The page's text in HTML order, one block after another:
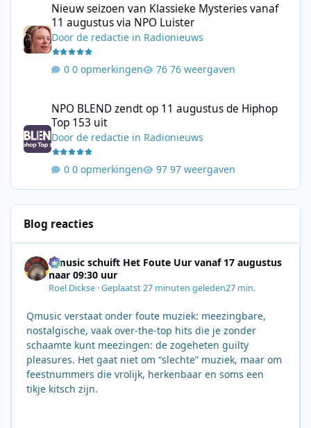
Nieuw seizoen van Klassieke Mysteries vanaf
11 augustus via NPO Luister
Doorde redactie in Radionieuws
0 opmerkingen 76 weergaven
NPO BLEND zendt op 11 augustus de Hiphop
Top 153 uit
Doorde redactie in Radionieuws
0 opmerkingen 97 weergaven
Blog reacties
Qmusic schuift Het Foute Uur vanaf 17 augustus
naar 09:30 uur
Roel Dickse ·Geplaatst27 minuten geleden27 min.
Qmusic verstaat onder foute muziek: meezingbare,
nostalgische, vaak over‑the‑top hits die je zonder
schaamte kunt meezingen: de zogeheten guilty
pleasures. Het gaat niet om “slechte” muziek, maar om
feestnummers die vrolijk, herkenbaar en soms een
tikje kitsch zijn.